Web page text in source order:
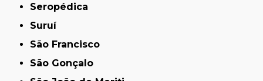
Seropédica
Suruí
São Francisco
São Gonçalo